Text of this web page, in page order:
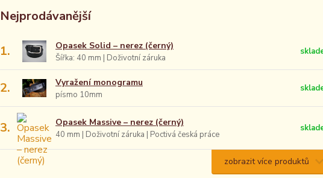
Nejprodávanější
1. Opasek Solid – nerez (černý)
Šířka: 40 mm | Doživotní záruka
2. Vyražení monogramu
písmo 10mm
3. Opasek Massive – nerez (černý)
40 mm | Doživotní záruka | Poctivá česká práce
zobrazit více produktů